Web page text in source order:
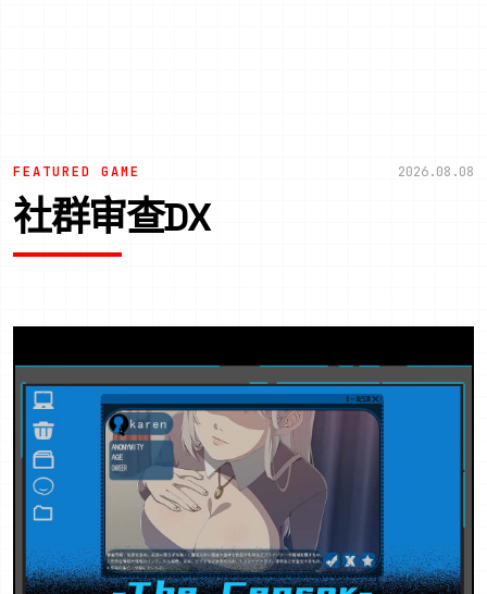
FEATURED GAME 2026.08.08
社群审查DX